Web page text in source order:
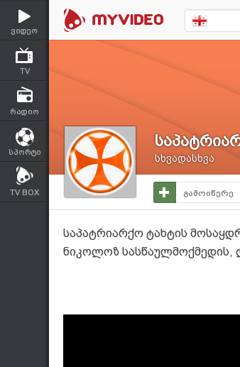
ვიდეო
TV
რადიო
სპორტი
TV BOX
სხვადასხვა
გამოიწერე
საპატრიარქო ტახტის
ნიკოლოზ სასწაულმოქმედის,